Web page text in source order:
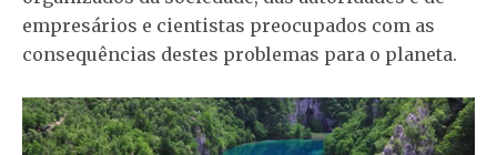
empresários e cientistas preocupados com as
consequências destes problemas para o planeta.